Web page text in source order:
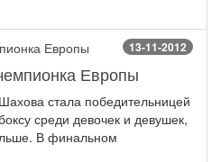
13-11-2012
Европы
стала победительницей
среди девочек и девушек,
В финальном